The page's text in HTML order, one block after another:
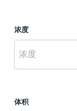
浓度
体积